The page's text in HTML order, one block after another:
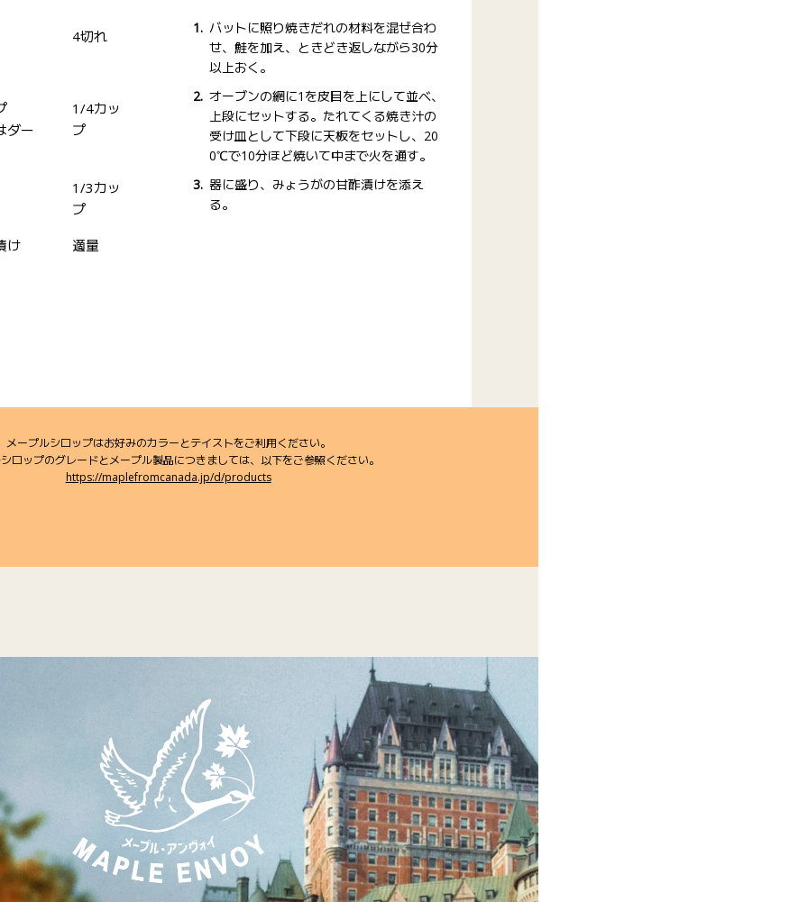
4切れ
ダー
1/4カッ
プ
1/3カッ
プ
け
適量
バットに照り焼きだれの材料を混ぜ合わ
せ、鮭を加え、ときどき返しながら30分
以上おく。
オーブンの網に1を皮目を上にして並べ、
上段にセットする。たれてくる焼き汁の
受け皿として下段に天板をセットし、20
0℃で10分ほど焼いて中まで火を通す。
器に盛り、みょうがの甘酢漬けを添え
る。
メープルシロップはお好みのカラーとテイストをご利用ください。
ロップのグレードとメープル製品につきましては、以下をご参照ください。
https://maplefromcanada.jp/d/products